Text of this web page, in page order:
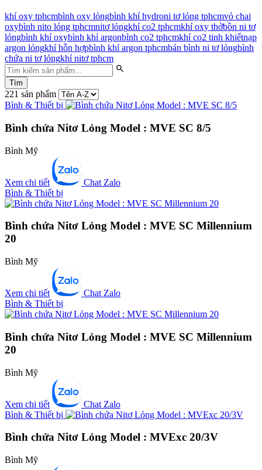
khí oxy tphcmbình oxy lỏngbình khí hydroni tơ lỏng tphcmvỏ chai
oxybình nito lỏng tphcmnitơ lỏngkhí co2 tphcmkhí oxy thởbồn ni tơ
lỏngbình khí oxybình khí argonbình co2 tphcmkhí co2 tinh khiếtnạp
argon lỏngkhí hỗn hợpbình khí argon tphcmbán bình ni tơ lỏngbình
chứa ni tơ lỏngkhí nitơ tphcm
Tìm
221 sản phẩm
Bình & Thiết bị
Bình chứa Nitơ Lỏng Model : MVE SC 8/5
Bình Mỹ
Xem chi tiết
Chat Zalo
Bình & Thiết bị
Bình chứa Nitơ Lỏng Model : MVE SC Millennium
20
Bình Mỹ
Xem chi tiết
Chat Zalo
Bình & Thiết bị
Bình chứa Nitơ Lỏng Model : MVE SC Millennium
20
Bình Mỹ
Xem chi tiết
Chat Zalo
Bình & Thiết bị
Bình chứa Nitơ Lỏng Model : MVExc 20/3V
Bình Mỹ